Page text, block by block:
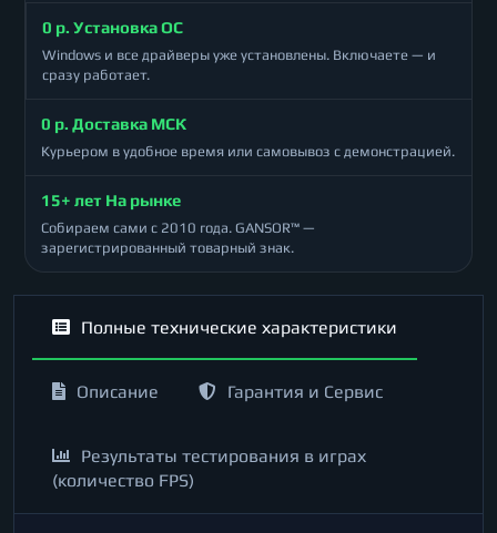
0 р. Установка ОС
Windows и все драйверы уже установлены. Включаете — и
сразу работает.
0 р. Доставка МСК
Курьером в удобное время или самовывоз с демонстрацией.
15+ лет На рынке
Собираем сами с 2010 года. GANSOR™ —
зарегистрированный товарный знак.
Полные технические характеристики
Описание Гарантия и Сервис
Результаты тестирования в играх
(количество FPS)